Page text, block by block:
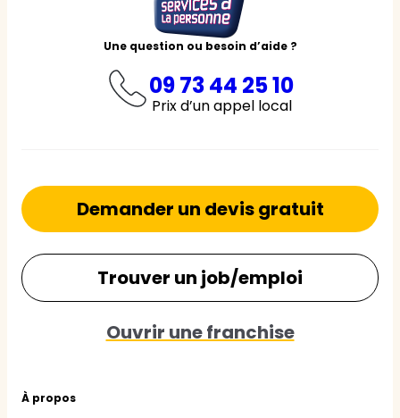
Une question ou besoin d’aide ?
09 73 44 25 10
Prix d’un appel local
À propos
Demander un devis gratuit
Trouver un job/emploi
Ouvrir une franchise